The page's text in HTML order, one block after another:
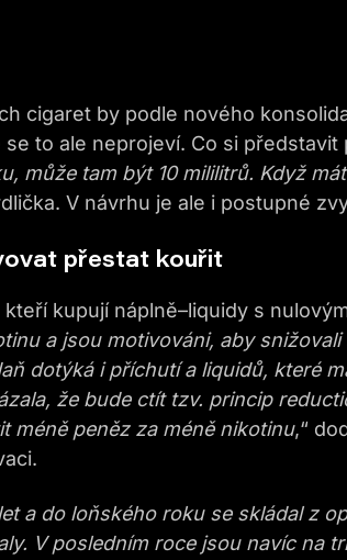
cigaret by podle nového
se to ale neprojeví. Co si
může tam být 10 mililitrů. Když
V návrhu je ale i postupné
přestat kouřit
kupují náplně–liquidy s
a jsou motivováni, aby
dotýká i příchutí a liquidů, které
že bude ctít tzv. princip
méně peněz za méně nikotinu,“
a do loňského roku se skládal z
V posledním roce jsou navíc na